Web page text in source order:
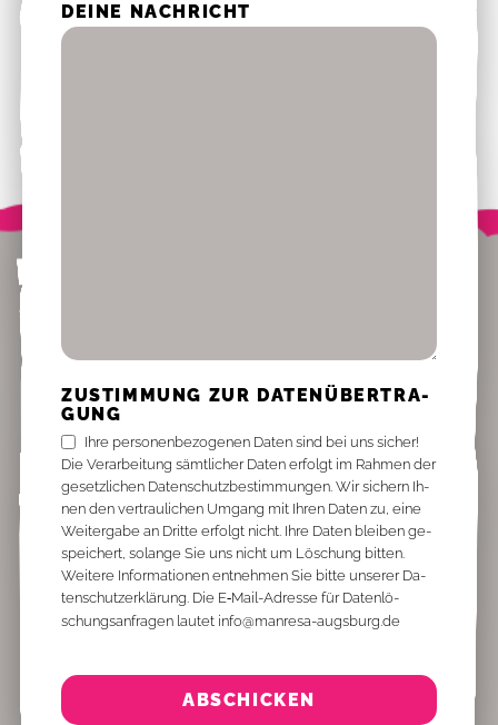
DEI­NE NACH­RICHT
ZU­STIM­MUNG ZUR DA­TEN­ÜBER­TRA­
GUNG
Ihre per­so­nen­be­zo­ge­nen Da­ten sind bei uns si­cher!
Die Ver­ar­bei­tung sämt­li­cher Da­ten er­folgt im Rah­men der
ge­setz­li­chen Da­ten­schutz­be­stim­mun­gen. Wir si­chern Ih­
nen den ver­trau­li­chen Um­gang mit Ih­ren Da­ten zu, eine
Wei­ter­ga­be an Drit­te er­folgt nicht. Ihre Da­ten blei­ben ge­
spei­chert, so­lan­ge Sie uns nicht um Lö­schung bit­ten.
Wei­te­re In­for­ma­tio­nen ent­neh­men Sie bit­te un­se­rer Da­
ten­schutz­er­klä­rung. Die E‑­Mail-Adres­se für Da­ten­lö­
schungs­an­fra­gen lau­tet info@​manresa-​augsburg.​de
ABSCHICKEN